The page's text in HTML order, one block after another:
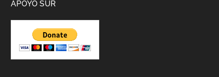
APOYO SUR